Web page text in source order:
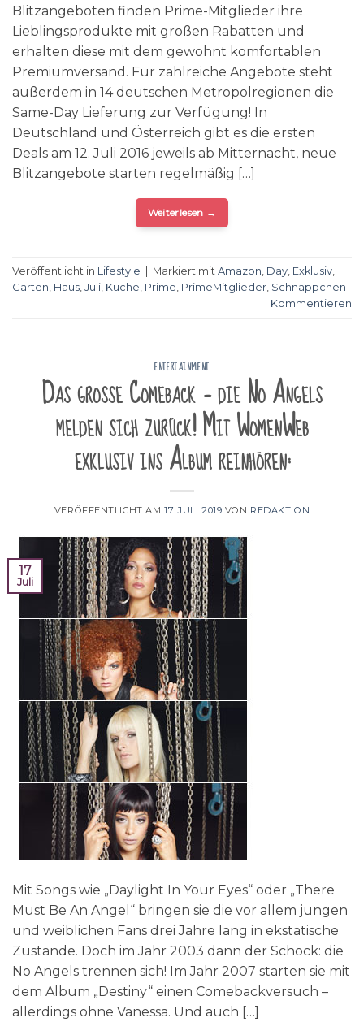
Blitzangeboten finden Prime-Mitglieder ihre
Lieblingsprodukte mit großen Rabatten und
erhalten diese mit dem gewohnt komfortablen
Premiumversand. Für zahlreiche Angebote steht
außerdem in 14 deutschen Metropolregionen die
Same-Day Lieferung zur Verfügung! In
Deutschland und Österreich gibt es die ersten
Deals am 12. Juli 2016 jeweils ab Mitternacht, neue
Blitzangebote starten regelmäßig […]
Weiterlesen →
Veröffentlicht in Lifestyle | Markiert mit Amazon Day Exklusiv
Garten Haus Juli Küche Prime PrimeMitglieder Schnäppchen
Kommentieren
ENTERTAINMENT
Das große Comeback – die No Angels
melden sich zurück! Mit WomenWeb
exklusiv ins Album reinhören:
VERÖFFENTLICHT AM 17. JULI 2019 VON REDAKTION
17
Juli
Mit Songs wie „Daylight In Your Eyes“ oder „There
Must Be An Angel“ bringen sie die vor allem jungen
und weiblichen Fans drei Jahre lang in ekstatische
Zustände. Doch im Jahr 2003 dann der Schock: die
No Angels trennen sich! Im Jahr 2007 starten sie mit
dem Album „Destiny“ einen Comebackversuch –
allerdings ohne Vanessa. Und auch […]